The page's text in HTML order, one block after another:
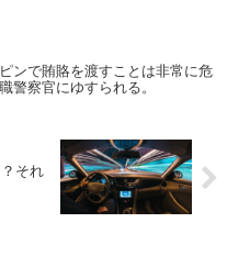
ンで賄賂を渡すことは非常に危
警察官にゆすられる。
それ